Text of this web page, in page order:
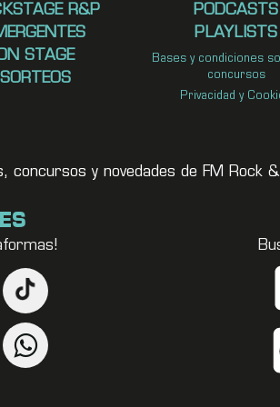
R&P
STAGE
SORTEOS
PODCASTS
PLAYLISTS
Bases y condiciones
concursos
Privacidad y
concursos y novedades de FM Rock